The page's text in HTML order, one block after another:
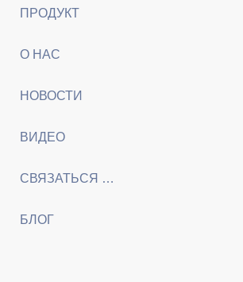
ПРОДУКТ
О НАС
НОВОСТИ
ВИДЕО
СВЯЗАТЬСЯ С НАМИ
БЛОГ